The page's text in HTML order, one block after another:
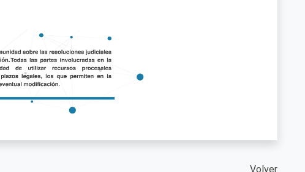
Volver